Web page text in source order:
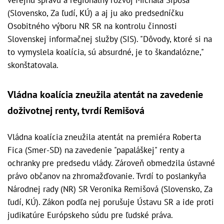
(Slovensko, Za ľudí, KÚ) a aj ju ako predsedníčku
Osobitného výboru NR SR na kontrolu činnosti
Slovenskej informačnej služby (SIS). "Dôvody, ktoré si na
to vymyslela koalícia, sú absurdné, je to škandalózne,"
skonštatovala.
Vládna koalícia zneužila atentát na zavedenie
doživotnej renty, tvrdí Remišová
Vládna koalícia zneužila atentát na premiéra Roberta
Fica (Smer-SD) na zavedenie "papaláškej" renty a
ochranky pre predsedu vlády. Zároveň obmedzila ústavné
právo občanov na zhromažďovanie. Tvrdí to poslankyňa
Národnej rady (NR) SR Veronika Remišová (Slovensko, Za
ľudí, KÚ). Zákon podľa nej porušuje Ústavu SR a ide proti
judikatúre Európskeho súdu pre ľudské práva.